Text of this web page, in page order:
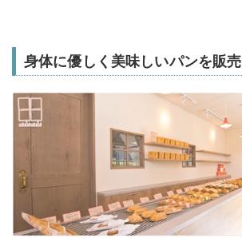
身体に優しく美味しいパンを販売